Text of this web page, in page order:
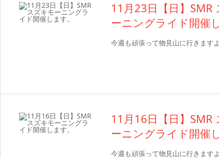
11月23日【日】SMR
ーニングライド開催
今週も頑張って物見山に行きます
11月16日【日】SMR
ーニングライド開催
今週も頑張って物見山に行きます